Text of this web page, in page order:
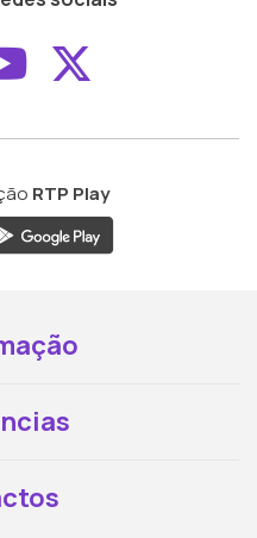
ao ao
Aceder ao
RTP Play